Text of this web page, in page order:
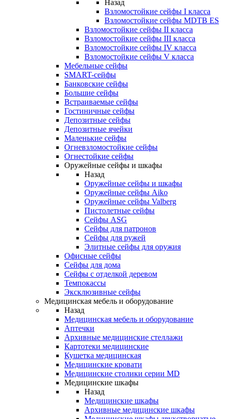
Назад
Взломостойкие сейфы I класса
Взломостойкие сейфы MDTB ES
Взломостойкие сейфы II класса
Взломостойкие сейфы III класса
Взломостойкие сейфы IV класса
Взломостойкие сейфы V класса
Мебельные сейфы
SMART-сейфы
Банковские сейфы
Большие сейфы
Встраиваемые сейфы
Гостиничные сейфы
Депозитные сейфы
Депозитные ячейки
Маленькие сейфы
Огневзломостойкие сейфы
Огнестойкие сейфы
Оружейные сейфы и шкафы
Назад
Оружейные сейфы и шкафы
Оружейные сейфы Aiko
Оружейные сейфы Valberg
Пистолетные сейфы
Сейфы ASG
Сейфы для патронов
Сейфы для ружей
Элитные сейфы для оружия
Офисные сейфы
Сейфы для дома
Сейфы с отделкой деревом
Темпокассы
Эксклюзивные сейфы
Медицинская мебель и оборудование
Назад
Медицинская мебель и оборудование
Аптечки
Архивные медицинские стеллажи
Картотеки медицинские
Кушетка медицинская
Медицинские кровати
Медицинские столики серии MD
Медицинские шкафы
Назад
Медицинские шкафы
Архивные медицинские шкафы